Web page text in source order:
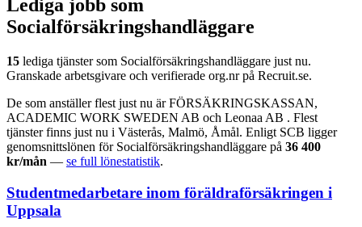
Lediga jobb som
Socialförsäkringshandläggare
15 lediga tjänster som Socialförsäkringshandläggare just nu.
Granskade arbetsgivare och verifierade org.nr på Recruit.se.
De som anställer flest just nu är FÖRSÄKRINGSKASSAN,
ACADEMIC WORK SWEDEN AB och Leonaa AB . Flest
tjänster finns just nu i Västerås, Malmö, Åmål. Enligt SCB ligger
genomsnittslönen för Socialförsäkringshandläggare på 36 400
kr/mån — se full lönestatistik.
Studentmedarbetare inom föräldraförsäkringen i
Uppsala